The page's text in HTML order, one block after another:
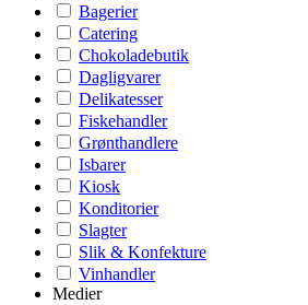
Bagerier
Catering
Chokoladebutik
Dagligvarer
Delikatesser
Fiskehandler
Grønthandlere
Isbarer
Kiosk
Konditorier
Slagter
Slik & Konfekture
Vinhandler
Medier